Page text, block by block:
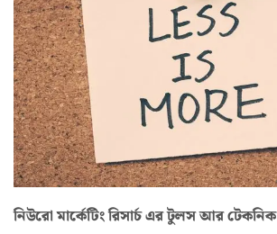
নিউরোমার্কেটিং রিসার্চ এর টুলস আর টেকনিক